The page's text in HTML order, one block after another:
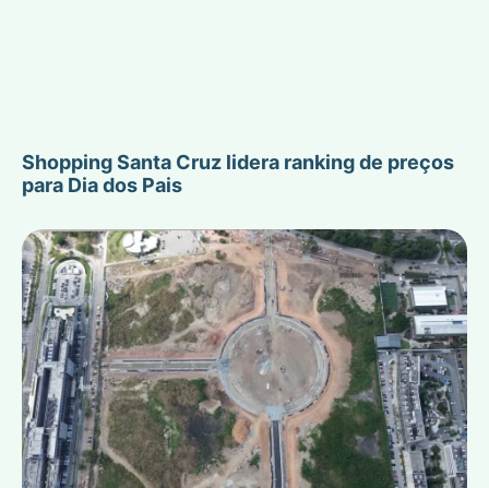
Shopping Santa Cruz lidera ranking de preços
para Dia dos Pais